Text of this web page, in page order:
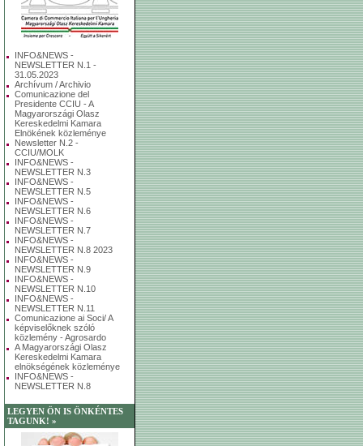
INFO&NEWS -
NEWSLETTER N.1 -
31.05.2023
Archívum / Archivio
Comunicazione del
Presidente CCIU - A
Magyarországi Olasz
Kereskedelmi Kamara
Elnökének közleménye
Newsletter N.2 -
CCIU/MOLK
INFO&NEWS -
NEWSLETTER N.3
INFO&NEWS -
NEWSLETTER N.5
INFO&NEWS -
NEWSLETTER N.6
INFO&NEWS -
NEWSLETTER N.7
INFO&NEWS -
NEWSLETTER N.8 2023
INFO&NEWS -
NEWSLETTER N.9
INFO&NEWS -
NEWSLETTER N.10
INFO&NEWS -
NEWSLETTER N.11
Comunicazione ai Soci/ A
képviselőknek szóló
közlemény - Agrosardo
A Magyarországi Olasz
Kereskedelmi Kamara
elnökségének közleménye
INFO&NEWS -
NEWSLETTER N.8
LEGYEN ÖN IS ÖNKÉNTES
TAGUNK! »